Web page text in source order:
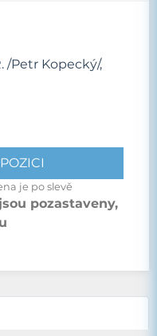
/Petr Kopecký/,
je po slevě
pozastaveny,